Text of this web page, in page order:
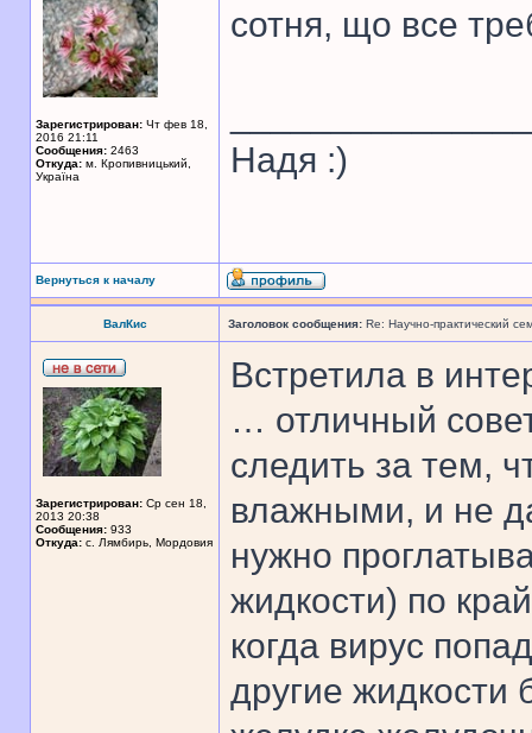
Зарегистрирован: Чт фев 18,
2016 21:11
Сообщения: 2463
Откуда: м. Кропивницький,
Україна
сотня, що все
Надя :)
Вернуться к началу
ВалКис Заголовок сообщения: Re: Научно-практический
Зарегистрирован: Ср сен 18,
2013 20:38
Сообщения: 933
Откуда: с. Лямбирь, Мордовия
Встретила в
… отличный
следить за тем,
влажными, и не
нужно
жидкости) по
когда вирус
другие жидкости